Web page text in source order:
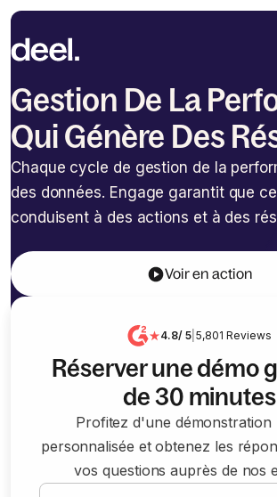
Gestion De La
Gestion De La
Qui Génère Des
Chaque cycle de gestion de la
des données. Engage garantit que
conduisent à des actions et à des
Voir en action
4.8/ 5 5,801 Reviews
Réserver une démo
de 30 minutes
Profitez d'une démonstration
personnalisée et obtenez les
vos questions auprès de nos